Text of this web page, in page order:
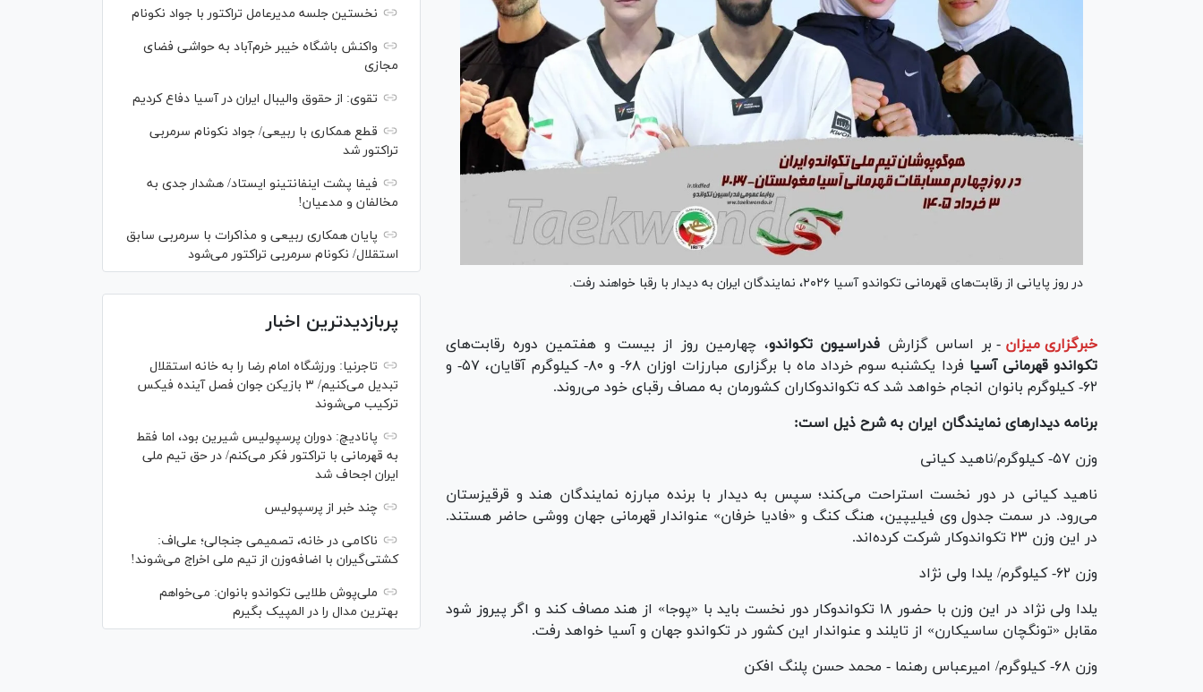
در روز پایانی از رقابت‌های قهرمانی تکواندو آسیا ۲۰۲۶، نمایندگان ایران به دیدار با رقبا خواهند رفت.
خبرگزاری میزان - بر اساس گزارش فدراسیون تکواندو، چهارمین روز از بیست و هفتمین دوره رقابت‌های
تکواندو قهرمانی آسیا
فردا یکشنبه سوم خرداد ماه با برگزاری مبارزات اوزان ۶۸- و ۸۰- کیلوگرم آقایان، ۵۷- و
۶۲- کیلوگرم بانوان انجام خواهد شد که تکواندوکاران کشورمان به مصاف رقبای خود می‌روند.
برنامه دیدار‌های نمایندگان ایران به شرح ذیل است:
وزن ۵۷- کیلوگرم/ناهید کیانی
ناهید کیانی در دور نخست استراحت می‌کند؛ سپس به دیدار با برنده مبارزه نمایندگان هند و قرقیزستان
می‌رود. در سمت جدول وی فیلیپین، هنگ کنگ و «فادیا خرفان» عنواندار قهرمانی جهان ووشی حاضر هستند.
در این وزن ۲۳ تکواندوکار شرکت کرده‌اند.
وزن ۶۲- کیلوگرم/ یلدا ولی نژاد
یلدا ولی نژاد در این وزن با حضور ۱۸ تکواندوکار دور نخست باید با «پوجا» از هند مصاف کند و اگر پیروز شود
مقابل «تونگچان ساسیکارن» از تایلند و عنواندار این کشور در تکواندو جهان و آسیا خواهد رفت.
وزن ۶۸- کیلوگرم/ امیرعباس رهنما - محمد حسن پلنگ افکن
نخستین جلسه مدیرعامل تراکتور با جواد نکونام
واکنش باشگاه خیبر خرم‌آباد به حواشی فضای
مجازی
تقوی: از حقوق والیبال ایران در آسیا دفاع کردیم
قطع همکاری با ربیعی/ جواد نکونام سرمربی
تراکتور شد
فیفا پشت اینفانتینو ایستاد/ هشدار جدی به
مخالفان و مدعیان!
پایان همکاری ربیعی و مذاکرات با سرمربی سابق
استقلال/ نکونام سرمربی تراکتور می‌شود
پربازدیدترین اخبار
تاجرنیا: ورزشگاه امام رضا را به خانه استقلال
تبدیل می‌کنیم/ ۳ بازیکن جوان فصل آینده فیکس
ترکیب می‌شوند
پانادیچ: دوران پرسپولیس شیرین بود، اما فقط
به قهرمانی با تراکتور فکر می‌کنم/ در حق تیم ملی
ایران اجحاف شد
چند خبر از پرسپولیس
ناکامی در خانه، تصمیمی جنجالی؛ علی‌اف:
کشتی‌گیران با اضافه‌وزن از تیم ملی اخراج می‌شوند!
ملی‌پوش‌ طلایی تکواندو بانوان: می‌خواهم
بهترین مدال را در المپیک بگیرم